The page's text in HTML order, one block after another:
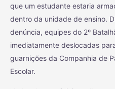
que um estudante estaria
dentro da unidade de ensino.
denúncia, equipes do 2º
imediatamente deslocadas
guarnições da Companhia de
Escolar.